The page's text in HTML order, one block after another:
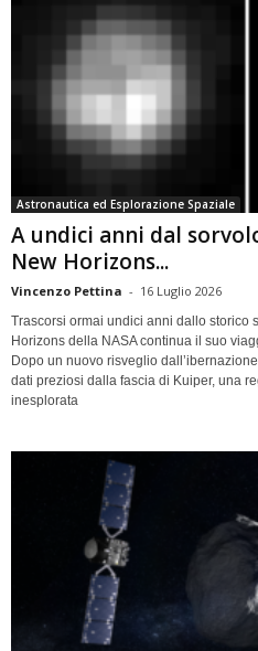
Astronautica ed Esplorazione Spaziale
A undici anni dal
New Horizons...
Vincenzo Pettina - 16 Luglio 2026
Trascorsi ormai undici anni dallo storico
Horizons della NASA continua il suo
Dopo un nuovo risveglio
dati preziosi dalla fascia di Kuiper, una
inesplorata